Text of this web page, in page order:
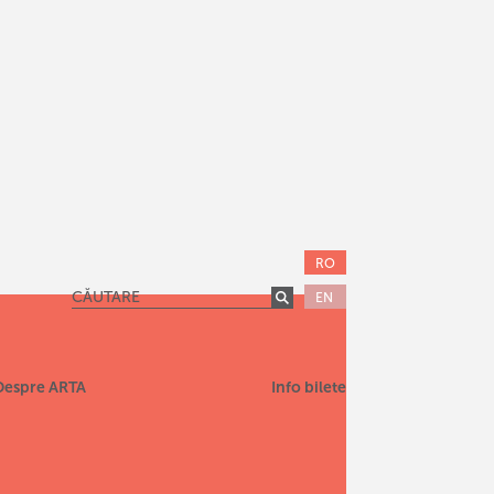
RO
EN
ARTA Info bilete